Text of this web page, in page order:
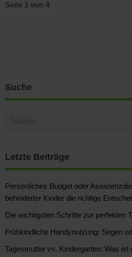
Seite 1 von 4
Suche
Letzte Beiträge
Persönliches Budget oder
behinderter Kinder die richtige
Die wichtigsten Schritte zur perfekten
Frühkindliche Handynutzung: Segen
Tagesmutter vs. Kindergarten: Was ist